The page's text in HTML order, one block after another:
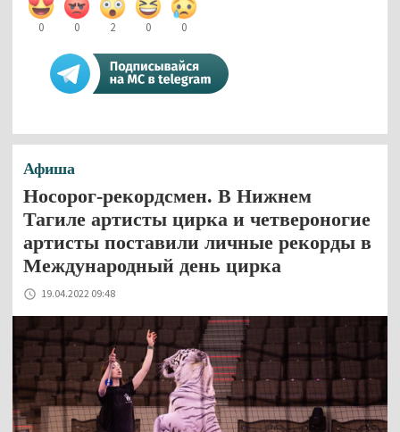
0 0 2 0 0
Афиша
Носорог-рекордсмен. В Нижнем
Тагиле артисты цирка и четвероногие
артисты поставили личные рекорды в
Международный день цирка
19.04.2022 09:48